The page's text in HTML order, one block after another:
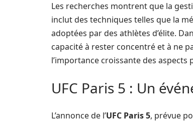
Les recherches montrent que la
inclut des techniques telles que la
adoptées par des athlètes d’élite.
capacité à rester concentré et à ne
l’importance croissante des
UFC Paris 5 : Un
L’annonce de l’UFC Paris 5, prévue